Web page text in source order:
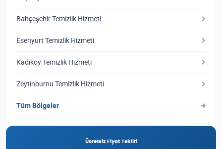
Bahçeşehir Temizlik Hizmeti
Esenyurt Temizlik Hizmeti
Kadıköy Temizlik Hizmeti
Zeytinburnu Temizlik Hizmeti
Tüm Bölgeler
Ücretsiz Fiyat Teklifi